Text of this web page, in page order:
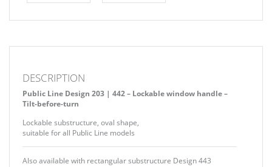
DESCRIPTION
Public Line Design 203 | 442 – Lockable window handle –
Tilt-before-turn
Lockable substructure, oval shape,
suitable for all Public Line models
Also available with rectangular substructure Design 443